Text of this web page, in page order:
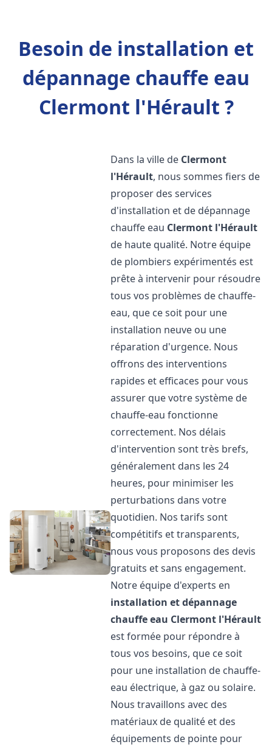
Besoin de installation et
dépannage chauffe eau
Clermont l'Hérault ?
Dans la ville de Clermont
l'Hérault, nous sommes fiers de
proposer des services
d'installation et de dépannage
chauffe eau Clermont l'Hérault
de haute qualité. Notre équipe
de plombiers expérimentés est
prête à intervenir pour résoudre
tous vos problèmes de chauffe-
eau, que ce soit pour une
installation neuve ou une
réparation d'urgence. Nous
offrons des interventions
rapides et efficaces pour vous
assurer que votre système de
chauffe-eau fonctionne
correctement. Nos délais
d'intervention sont très brefs,
généralement dans les 24
heures, pour minimiser les
perturbations dans votre
quotidien. Nos tarifs sont
compétitifs et transparents,
nous vous proposons des devis
gratuits et sans engagement.
Notre équipe d'experts en
installation et dépannage
chauffe eau Clermont l'Hérault
est formée pour répondre à
tous vos besoins, que ce soit
pour une installation de chauffe-
eau électrique, à gaz ou solaire.
Nous travaillons avec des
matériaux de qualité et des
équipements de pointe pour